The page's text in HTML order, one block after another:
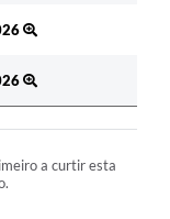
a curtir esta